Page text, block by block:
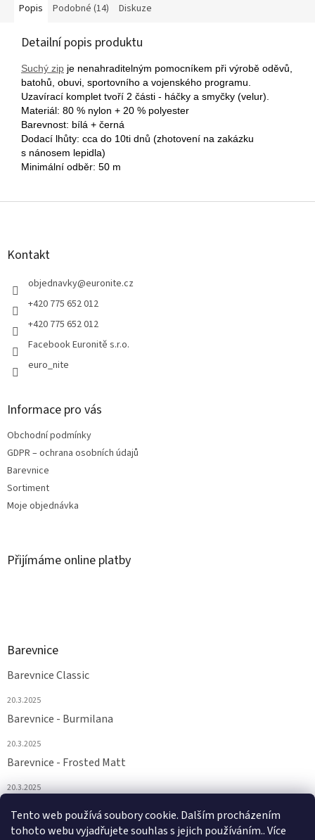
Tento web používá soubory cookie. Dalším procházením
tohoto webu vyjadřujete souhlas s jejich používáním.. Více
Popis Podobné (14) Diskuze
Detailní popis produktu
Suchý zip je nenahraditelným pomocníkem při výrobě oděvů,
batohů, obuvi, sportovního a vojenského programu.
Uzavírací komplet tvoří 2 části - háčky a smyčky (velur).
Materiál: 80 % nylon + 20 % polyester
Barevnost: bílá + černá
Dodací lhůty: cca do 10ti dnů (zhotovení na zakázku
s nánosem lepidla)
Minimální odběr: 50 m
Z
Kontakt
objednavky@euronite.cz
+420 775 652 012
+420 775 652 012
Facebook Euronitě s.r.o.
euro_nite
Informace pro vás
Obchodní podmínky
GDPR – ochrana osobních údajů
Barevnice
Sortiment
Moje objednávka
Přijímáme online platby
Barevnice
Barevnice Classic
20.3.2025
Barevnice - Burmilana
20.3.2025
Barevnice - Frosted Matt
20.3.2025
20.3.2025